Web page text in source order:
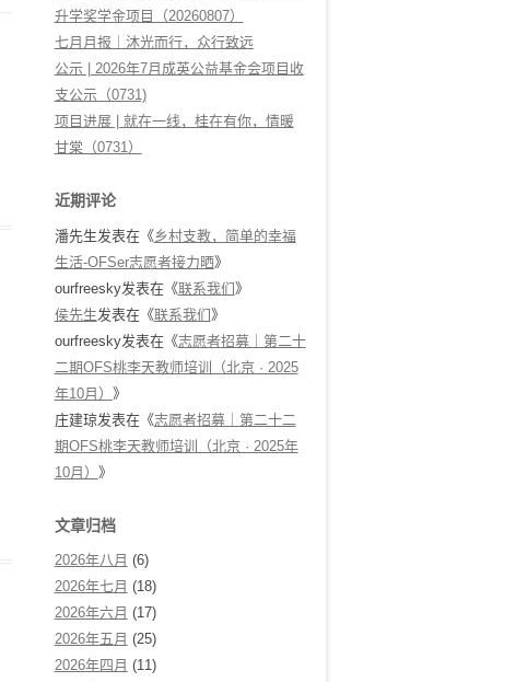
升学奖学金项目（20260807）
七月月报｜沐光而行，众行致远
公示 | 2026年7月成英公益基金会项目收
支公示（0731)
项目进展 | 就在一线，桂在有你，情暖
甘棠（0731）
近期评论
潘先生发表在《乡村支教，简单的幸福
生活-OFSer志愿者接力晒》
ourfreesky发表在《联系我们 》
侯先生发表在《联系我们 》
ourfreesky发表在《志愿者招募｜第二十
二期OFS桃李天教师培训（北京 · 2025
年10月） 》
庄建琼发表在《志愿者招募｜第二十二
期OFS桃李天教师培训（北京 · 2025年
10月） 》
文章归档
2026年八月 (6)
2026年七月 (18)
2026年六月 (17)
2026年五月 (25)
2026年四月 (11)